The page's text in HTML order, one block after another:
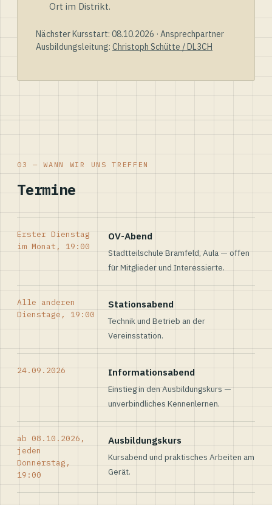
Ort im Distrikt.
Nächster Kursstart: 08.10.2026 · Ansprechpartner
Ausbildungsleitung: Christoph Schütte / DL3CH
03 — WANN WIR UNS TREFFEN
Termine
Erster Dienstag
im Monat, 19:00
OV-Abend
Stadtteilschule Bramfeld, Aula — offen
für Mitglieder und Interessierte.
Alle anderen
Dienstage, 19:00
Stationsabend
Technik und Betrieb an der
Vereinsstation.
24.09.2026 Informationsabend
Einstieg in den Ausbildungskurs —
unverbindliches Kennenlernen.
ab 08.10.2026,
jeden
Donnerstag,
19:00
Ausbildungskurs
Kursabend und praktisches Arbeiten am
Gerät.